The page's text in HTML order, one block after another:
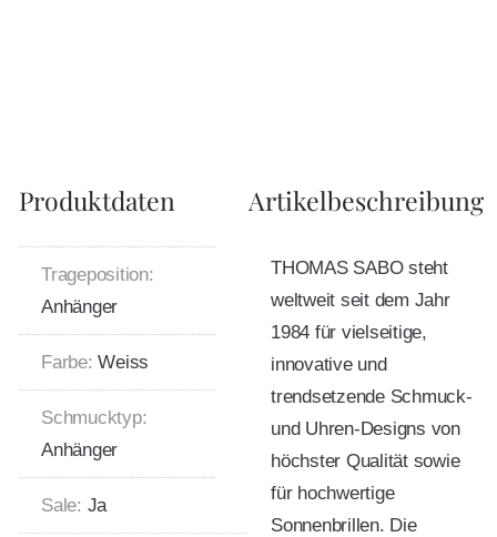
Produktdaten
Trageposition:
Anhänger
Farbe: Weiss
Schmucktyp:
Anhänger
Sale: Ja
Artikelbeschreibung
THOMAS SABO steht
weltweit seit dem Jahr
1984 für vielseitige,
innovative und
trendsetzende Schmuck-
und Uhren-Designs von
höchster Qualität sowie
für hochwertige
Sonnenbrillen. Die